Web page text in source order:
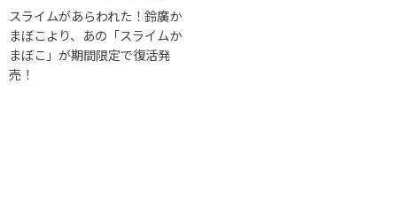
スライムがあらわれた！鈴廣か
まぼこより、あの「スライムか
まぼこ」が期間限定で復活発
売！